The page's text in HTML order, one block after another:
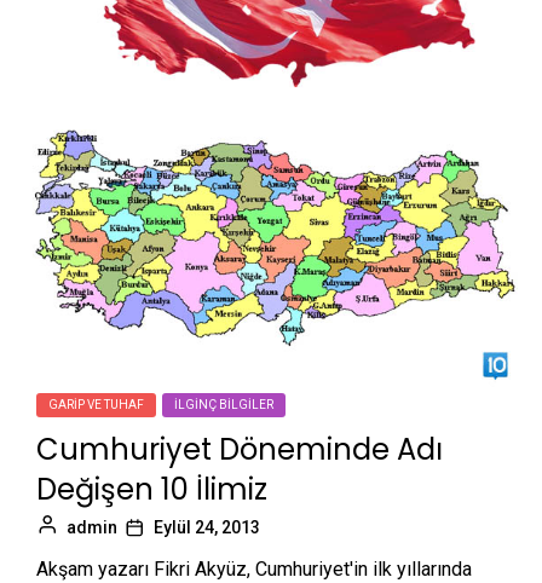
GARIP VE TUHAF İLGINÇ BILGILER
Cumhuriyet Döneminde Adı
Değişen 10 İlimiz
admin Eylül 24, 2013
Akşam yazarı Fikri Akyüz, Cumhuriyet'in ilk yıllarında